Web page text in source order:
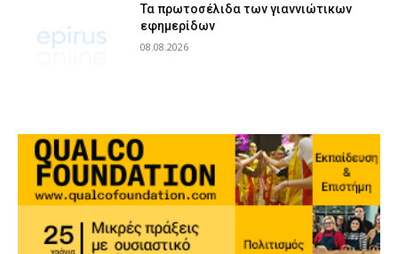
Τα πρωτοσέλιδα των γιαννιώτικων
εφημερίδων
08.08.2026